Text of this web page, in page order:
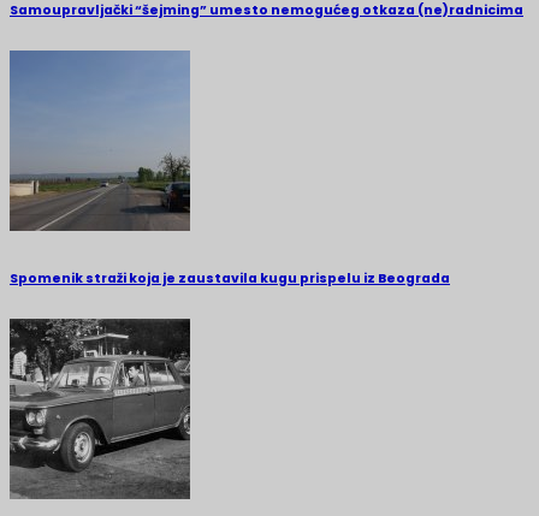
Samoupravljački “šejming” umesto nemogućeg otkaza (ne)radnicima
Spomenik straži koja je zaustavila kugu prispelu iz Beograda